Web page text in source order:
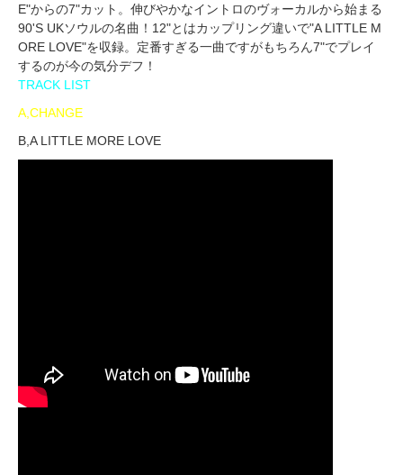
E"からの7"カット。伸びやかなイントロのヴォーカルから始まる
90'S UKソウルの名曲！12"とはカップリング違いで"A LITTLE M
ORE LOVE"を収録。定番すぎる一曲ですがもちろん7"でプレイ
するのが今の気分デフ！
TRACK LIST
A,CHANGE
B,A LITTLE MORE LOVE